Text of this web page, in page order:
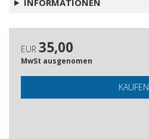
EUR 35,00
MwSt ausgenomen
KAUFEN